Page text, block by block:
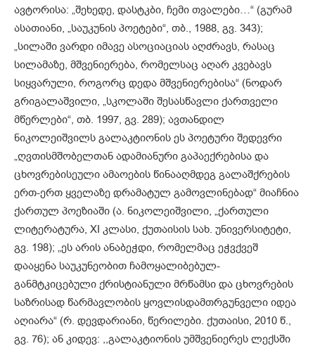
ავტორისა: „შეხედე, დასტკბი, ჩემი თვალები…“ (გურამ
ასათიანი, „საუკუნის პოეტები“, თბ., 1988, გვ. 343);
„სილაში ვარდი იმავე ასოციაციას აღძრავს, რასაც
სილამაზე, მშვენიერება, რომელსაც აღარ კვებავს
სიყვარული, როგორც დედა მშვენიერებისა“ (ნოდარ
გრიგალაშვილი, „სკოლაში შესასწავლი ქართველი
მწერლები“, თბ. 1997, გვ. 289); ავთანდილ
ნიკოლეიშვილს გალაკტიონის ეს პოეტური შედევრი
„ღვთისმშობელთან ადამიანური გაპაექრებისა და
ცხოვრებისეული ამაოების წინააღმდეგ გალაშქრების
ერთ-ერთ ყველაზე დრამატულ გამოვლინებად“ მიაჩნია
ქართულ პოეზიაში (ა. ნიკოლეიშვილი, „ქართული
ლიტერატურა, XI კლასი, ქუთაისის სახ. უნივერსიტეტი,
გვ. 198); „ეს არის ანაბეჭდი, რომელმაც ეჭვქვეშ
დააყენა საუკუნეობით ჩამოყალიბებულ-
განმტკიცებული ქრისტიანული მრწამსი და ცხოვრების
საზრისად წარმავლობის ყოვლისდამთრგუნველი იდეა
აღიარა“ (რ. დევდარიანი, წერილები. ქუთაისი, 2010 წ.,
გვ. 76); ან კიდევ: ,,გალაკტიონის უმშვენიერეს ლექსში